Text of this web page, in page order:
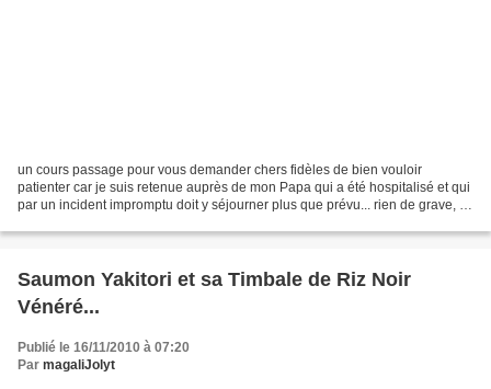
un cours passage pour vous demander chers fidèles de bien vouloir
patienter car je suis retenue auprès de mon Papa qui a été hospitalisé et qui
par un incident impromptu doit y séjourner plus que prévu... rien de grave, je
Saumon Yakitori et sa Timbale de Riz Noir
Vénéré...
Publié le 16/11/2010 à 07:20
Par magaliJolyt